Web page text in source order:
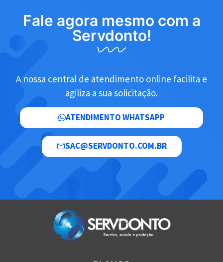
Fale agora mesmo com a
Servdonto!
A nossa central de atendimento online facilita e
agiliza a sua solicitação.
ATENDIMENTO WHATSAPP
SAC@SERVDONTO.COM.BR